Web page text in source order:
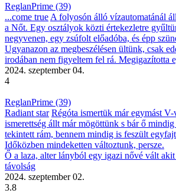
ReglanPrime (39)
...come true A folyosón álló vízautomatánál
a Nőt. Egy osztályok közti értekezletre
negyvenen, egy zsúfolt előadóba, és épp
Ugyanazon az megbeszélésen ültünk, csak
irodában nem figyeltem fel rá. Megigazította
2024. szeptember 04.
4
ReglanPrime (39)
Radiant star Régóta ismertük már egymást
ismerettség állt már mögöttünk s bár ő
tekintett rám, bennem mindig is feszült
Időközben mindeketten változtunk, persze.
Ő a laza, alter lányból egy igazi nővé vált
távolság
2024. szeptember 02.
3.8